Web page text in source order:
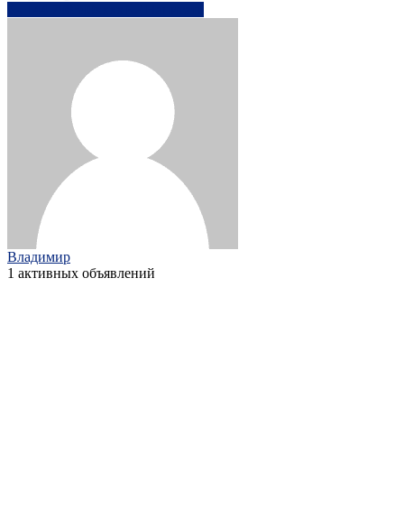
Владимир
1 активных объявлений